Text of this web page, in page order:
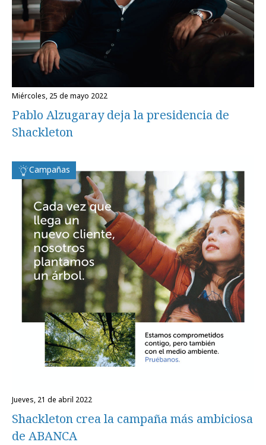
miércoles, 25 de mayo 2022
Pablo Alzugaray deja la presidencia de
Shackleton
Campañas
jueves, 21 de abril 2022
Shackleton crea la campaña más ambiciosa
de ABANCA